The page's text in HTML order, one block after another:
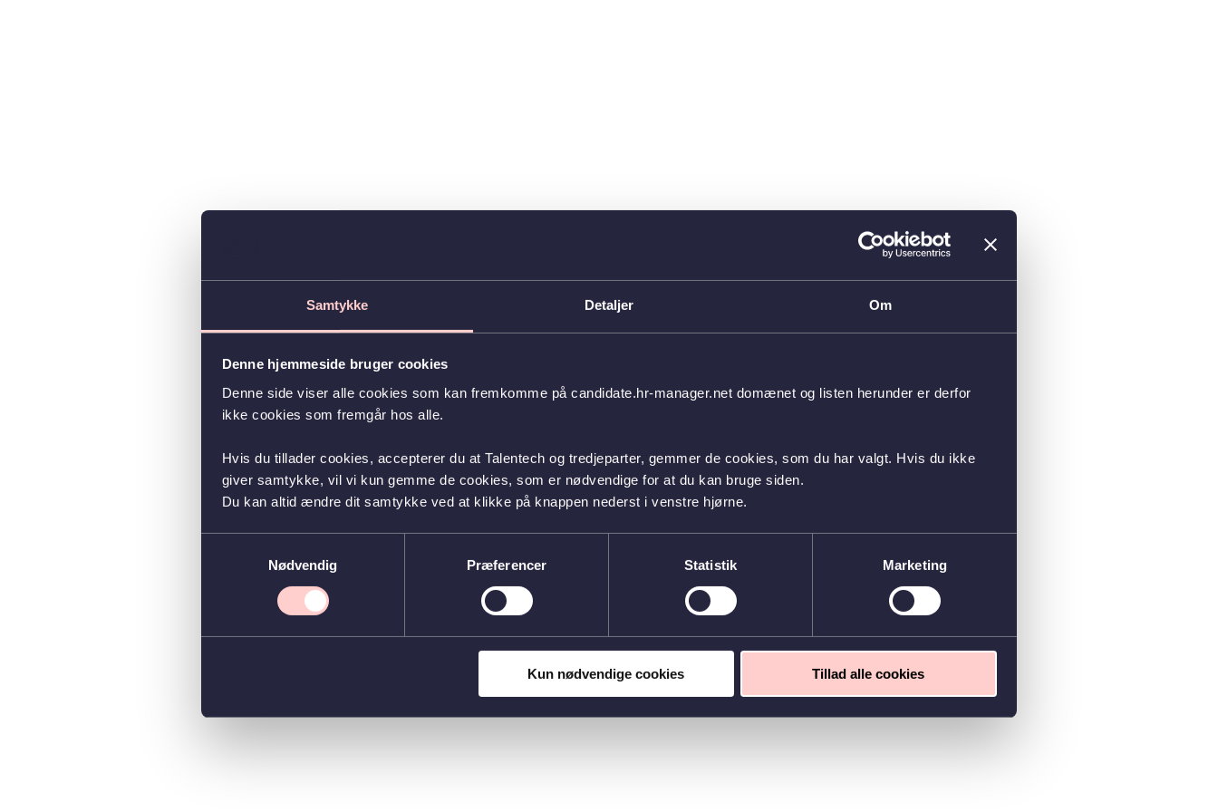
Samtykke Detaljer Om
Denne hjemmeside bruger cookies
Denne side viser alle cookies som kan fremkomme på candidate.hr-manager.net domænet og listen herunder er derfor
ikke cookies som fremgår hos alle.
Hvis du tillader cookies, accepterer du at Talentech og tredjeparter, gemmer de cookies, som du har valgt. Hvis du ikke
giver samtykke, vil vi kun gemme de cookies, som er nødvendige for at du kan bruge siden.
Du kan altid ændre dit samtykke ved at klikke på knappen nederst i venstre hjørne.
Nødvendig
Præferencer Statistik Marketing
Kun nødvendige cookies Tillad alle cookies